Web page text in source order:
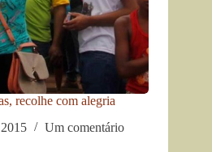
recolhe com alegria
Um comentário